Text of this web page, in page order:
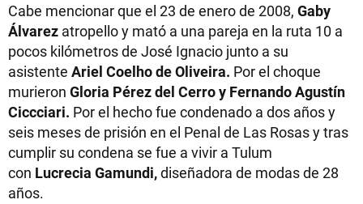
Cabe mencionar que el 23 de enero de 2008, Gaby
Álvarez atropello y mató a una pareja en la ruta 10 a
pocos kilómetros de José Ignacio junto a su
asistente Ariel Coelho de Oliveira. Por el choque
murieron Gloria Pérez del Cerro y Fernando Agustín
Ciccciari. Por el hecho fue condenado a dos años y
seis meses de prisión en el Penal de Las Rosas y tras
cumplir su condena se fue a vivir a Tulum
con Lucrecia Gamundi,diseñadora de modas de 28
años.